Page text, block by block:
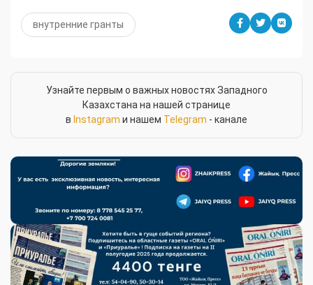
внутренние гранты
Узнайте первым о важных новостях Западного
Казахстана на нашей странице
в Instagram и нашем Telegram - канале